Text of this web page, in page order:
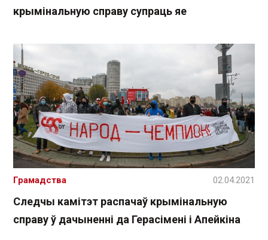
крымінальную справу супраць яе
Следчы камітэт распачаў крымінальную
справу ў дачыненні да Герасімені і Апейкіна
Грамадства 02.04.2021